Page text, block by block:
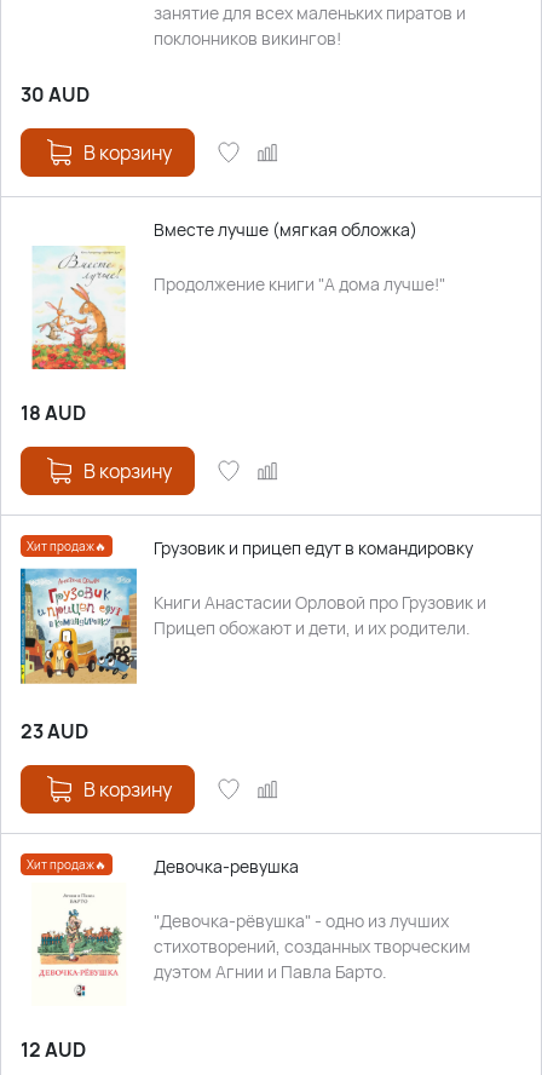
занятие для всех маленьких пиратов и
поклонников викингов!
30AUD
В корзину
Вместе лучше (мягкая обложка)
Продолжение книги "А дома лучше!"
18AUD
В корзину
Хит продаж🔥 Грузовик и прицеп едут в командировку
Книги Анастасии Орловой про Грузовик и
Прицеп обожают и дети, и их родители.
23AUD
В корзину
Хит продаж🔥 Девочка-ревушка
"Девочка-рёвушка" - одно из лучших
стихотворений, созданных творческим
дуэтом Агнии и Павла Барто.
12AUD